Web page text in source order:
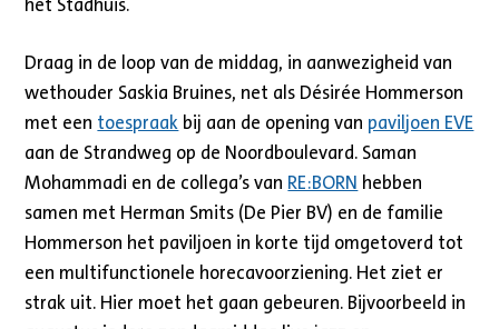
het Stadhuis.
Draag in de loop van de middag, in aanwezigheid van
wethouder Saskia Bruines, net als Désirée Hommerson
met een toespraak bij aan de opening van paviljoen EVE
aan de Strandweg op de Noordboulevard. Saman
Mohammadi en de collega’s van RE:BORN hebben
samen met Herman Smits (De Pier BV) en de familie
Hommerson het paviljoen in korte tijd omgetoverd tot
een multifunctionele horecavoorziening. Het ziet er
strak uit. Hier moet het gaan gebeuren. Bijvoorbeeld in